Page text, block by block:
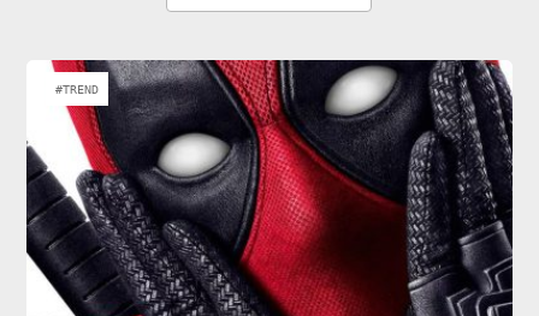
#TREND